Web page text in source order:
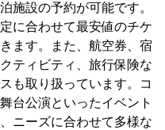
施設の予約が可能です。
に合わせて最安値のチケ
ます。また、航空券、宿
ティビティ、旅行保険な
も取り扱っています。コ
台公演といったイベント
ニーズに合わせて多様な